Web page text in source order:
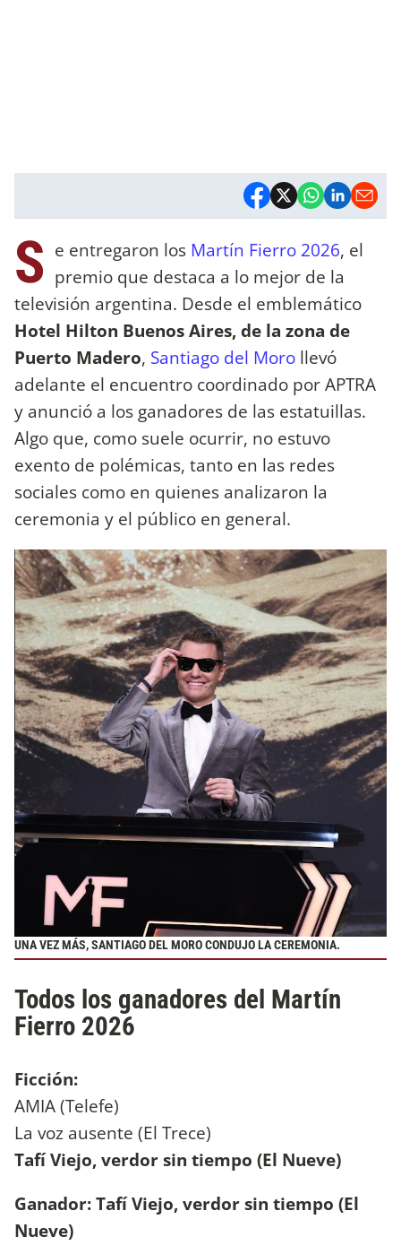
S e entregaron los Martín Fierro 2026, el
premio que destaca a lo mejor de la
televisión argentina. Desde el emblemático
Hotel Hilton Buenos Aires, de la zona de
Puerto Madero, Santiago del Moro llevó
adelante el encuentro coordinado por APTRA
y anunció a los ganadores de las estatuillas.
Algo que, como suele ocurrir, no estuvo
exento de polémicas, tanto en las redes
sociales como en quienes analizaron la
ceremonia y el público en general.
UNA VEZ MÁS, SANTIAGO DEL MORO CONDUJO LA CEREMONIA.
Todos los ganadores del Martín
Fierro 2026
Ficción:
AMIA (Telefe)
La voz ausente (El Trece)
Tafí Viejo, verdor sin tiempo (El Nueve)
Ganador: Tafí Viejo, verdor sin tiempo (El
Nueve)